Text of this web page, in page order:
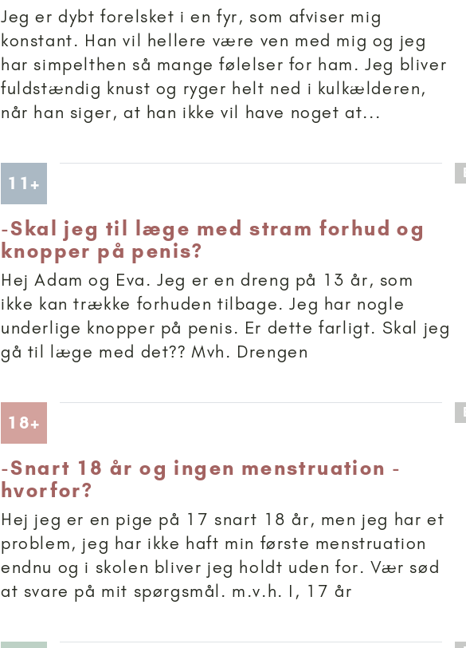
Jeg er dybt forelsket i en fyr, som afviser mig
konstant. Han vil hellere være ven med mig og jeg
har simpelthen så mange følelser for ham. Jeg bliver
fuldstændig knust og ryger helt ned i kulkælderen,
når han siger, at han ikke vil have noget at...
11+
-Skal jeg til læge med stram forhud og
knopper på penis?
Hej Adam og Eva. Jeg er en dreng på 13 år, som
ikke kan trække forhuden tilbage. Jeg har nogle
underlige knopper på penis. Er dette farligt. Skal jeg
gå til læge med det?? Mvh. Drengen
18+
-Snart 18 år og ingen menstruation -
hvorfor?
Hej jeg er en pige på 17 snart 18 år, men jeg har et
problem, jeg har ikke haft min første menstruation
endnu og i skolen bliver jeg holdt uden for. Vær sød
at svare på mit spørgsmål. m.v.h. I, 17 år